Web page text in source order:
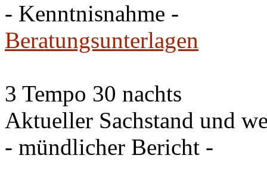
- Kenntnisnahme -
Beratungsunterlagen
3 Tempo 30 nachts
Aktueller Sachstand und
- mündlicher Bericht -